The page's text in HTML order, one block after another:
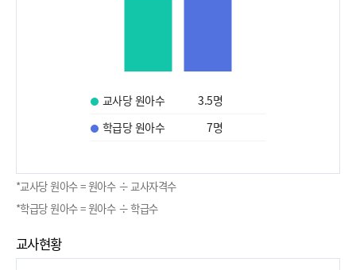
교사당 원아수 3.5명
학급당 원아수
7명
*교사당 원아수 = 원아수 ÷ 교사자격수
*학급당 원아수 = 원아수 ÷ 학급수
교사현황